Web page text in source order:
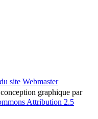
site Webmaster
graphique par
Attribution 2.5